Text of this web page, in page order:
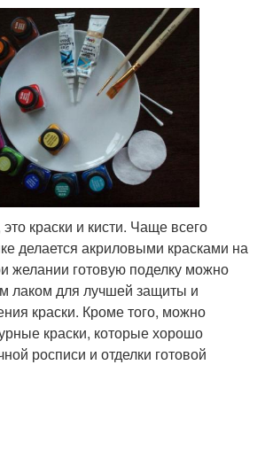
краски и кисти. Чаще всего
делается акриловыми красками на
желании готовую поделку можно
лаком для лучшей защиты и
краски. Кроме того, можно
краски, которые хорошо
росписи и отделки готовой